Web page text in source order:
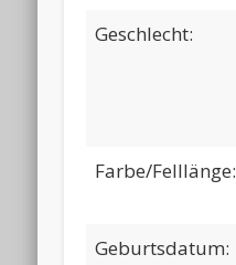
Geschlecht:
Farbe/Felllänge:
Geburtsdatum: